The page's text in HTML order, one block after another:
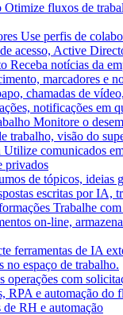
Otimize fluxos de
Use perfis de
acesso, Active
Receba notícias da
marcadores e
chamadas de
notificações em
Monitore o
trabalho, visão do
Utilize comunicados
privados
de tópicos, ideias
escritas por IA,
Trabalhe com
on-line,
ferramentas de IA
no espaço de trabalho.
operações com
RPA e automação do
de RH e automação